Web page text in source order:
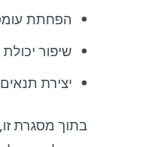
הפחתת
שיפור
יצירת תנאים
בתוך מסגרת